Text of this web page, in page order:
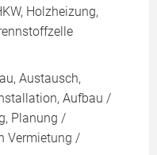
Holzheizung,
Austausch,
Aufbau /
Planung /
Vermietung /